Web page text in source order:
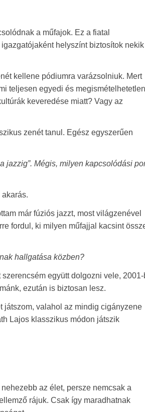
a műfajok. Ez a fiatal
helyszínt biztosítok nekik
kellene pódiumra varázsolniuk. Mert
teljesen egyedi és
keveredése miatt? Vagy az
zenét tanul. Egész egyszerűen
jazzig”. Mégis, milyen kapcsolódási
akarás.
már fúziós jazzt, most világzenével
fordul, ki milyen műfajjal kacsint
hallgatása közben?
együtt dolgozni vele, 2001-
ezután is biztosan lesz.
valahol az mindig cigányzene
Lajos klasszikus módon játszik
az élet, persze nemcsak a
rájuk. Csak így maradhatnak